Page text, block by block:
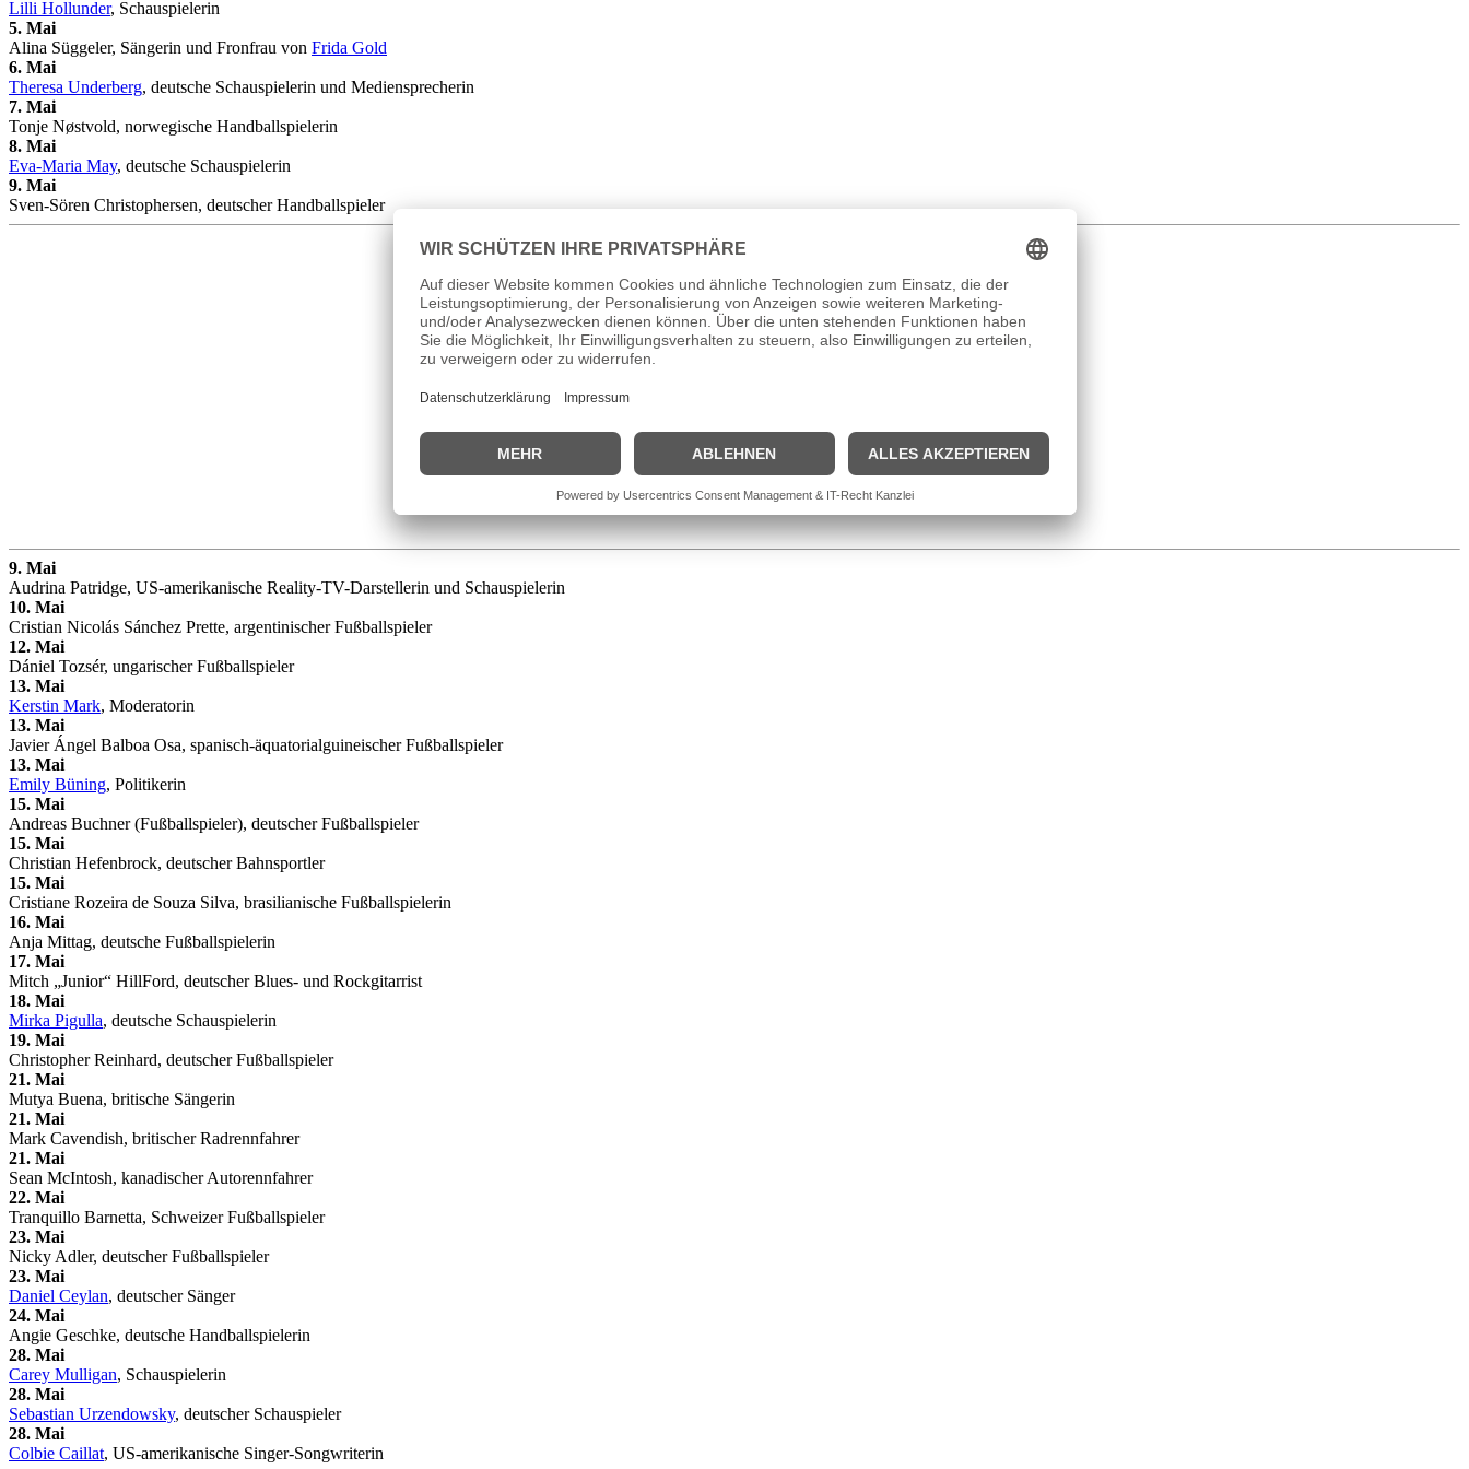
Lilli Hollunder, Schauspielerin
5. Mai
Alina Süggeler, Sängerin und Fronfrau von Frida Gold
6. Mai
Theresa Underberg, deutsche Schauspielerin und Mediensprecherin
7. Mai
Tonje Nøstvold, norwegische Handballspielerin
8. Mai
Eva-Maria May, deutsche Schauspielerin
9. Mai
Sven-Sören Christophersen, deutscher Handballspieler
9. Mai
Audrina Patridge, US-amerikanische Reality-TV-Darstellerin und Schauspielerin
10. Mai
Cristian Nicolás Sánchez Prette, argentinischer Fußballspieler
12. Mai
Dániel Tozsér, ungarischer Fußballspieler
13. Mai
Kerstin Mark, Moderatorin
13. Mai
Javier Ángel Balboa Osa, spanisch-äquatorialguineischer Fußballspieler
13. Mai
Emily Büning, Politikerin
15. Mai
Andreas Buchner (Fußballspieler), deutscher Fußballspieler
15. Mai
Christian Hefenbrock, deutscher Bahnsportler
15. Mai
Cristiane Rozeira de Souza Silva, brasilianische Fußballspielerin
16. Mai
Anja Mittag, deutsche Fußballspielerin
17. Mai
Mitch „Junior“ HillFord, deutscher Blues- und Rockgitarrist
18. Mai
Mirka Pigulla, deutsche Schauspielerin
19. Mai
Christopher Reinhard, deutscher Fußballspieler
21. Mai
Mutya Buena, britische Sängerin
21. Mai
Mark Cavendish, britischer Radrennfahrer
21. Mai
Sean McIntosh, kanadischer Autorennfahrer
22. Mai
Tranquillo Barnetta, Schweizer Fußballspieler
23. Mai
Nicky Adler, deutscher Fußballspieler
23. Mai
Daniel Ceylan, deutscher Sänger
24. Mai
Angie Geschke, deutsche Handballspielerin
28. Mai
Carey Mulligan, Schauspielerin
28. Mai
Sebastian Urzendowsky, deutscher Schauspieler
28. Mai
Colbie Caillat, US-amerikanische Singer-Songwriterin